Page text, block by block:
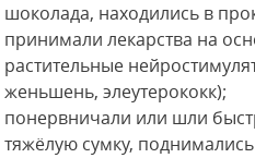
шоколада, находились в
принимали лекарства на
растительные
женьшень, элеутерококк);
понервничали или шли
тяжёлую сумку,